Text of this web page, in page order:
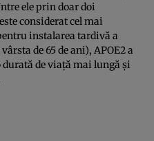
ele prin doar doi
considerat cel mai
instalarea tardivă a
de 65 de ani), APOE2 a
de viață mai lungă și